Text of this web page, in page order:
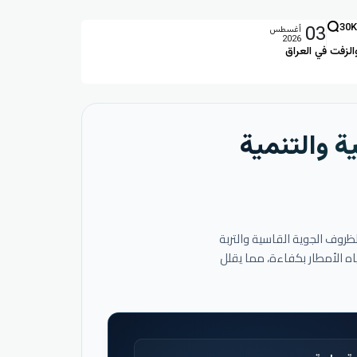
في العراق
30K
03 أغسطس
2026
والتنمية
الجوية القاسية والتربة
الأمطار بكفاءة، مما يقلل